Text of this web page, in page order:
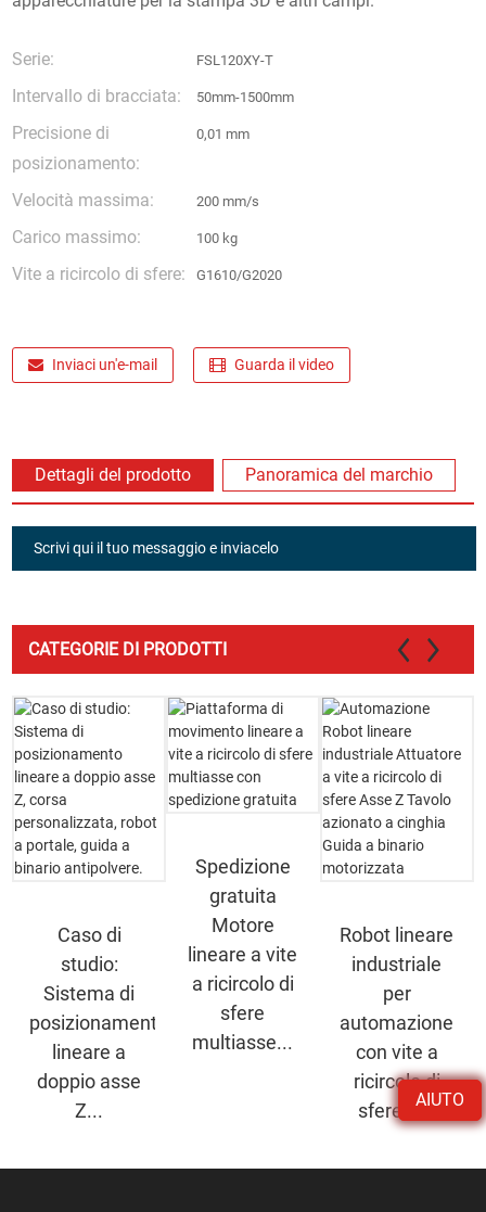
AIUTO
Serie: FSL120XY-T
Intervallo di bracciata: 50mm-1500mm
Precisione di
posizionamento:
0,01 mm
Velocità massima: 200 mm/s
Carico massimo: 100 kg
Vite a ricircolo di sfere: G1610/G2020
Inviaci un'e-mail Guarda il video
Dettagli del prodotto Panoramica del marchio
Scrivi qui il tuo messaggio e inviacelo
CATEGORIE DI PRODOTTI
Caso di
studio:
Sistema di
posizionamento
lineare a
doppio asse
Z...
Spedizione
gratuita
Motore
lineare a vite
a ricircolo di
sfere
multiasse...
Robot lineare
industriale
per
automazione
con vite a
ricircolo di
sfere A...